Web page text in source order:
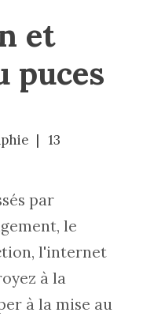
et
puces
13
par
le
l'internet
à la
à la mise au